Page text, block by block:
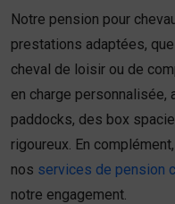
Notre pension pour
prestations adaptées,
cheval de loisir ou de
en charge personnalisée,
paddocks, des box
rigoureux. En
nos services de pension
notre engagement.